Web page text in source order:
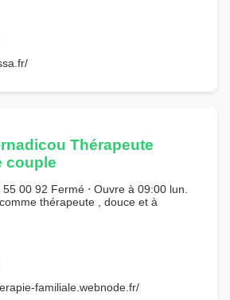
Thérapeute
couple
00 92 Fermé ⋅ Ouvre à 09:00 lun.
thérapeute , douce et à
familiale.webnode.fr/